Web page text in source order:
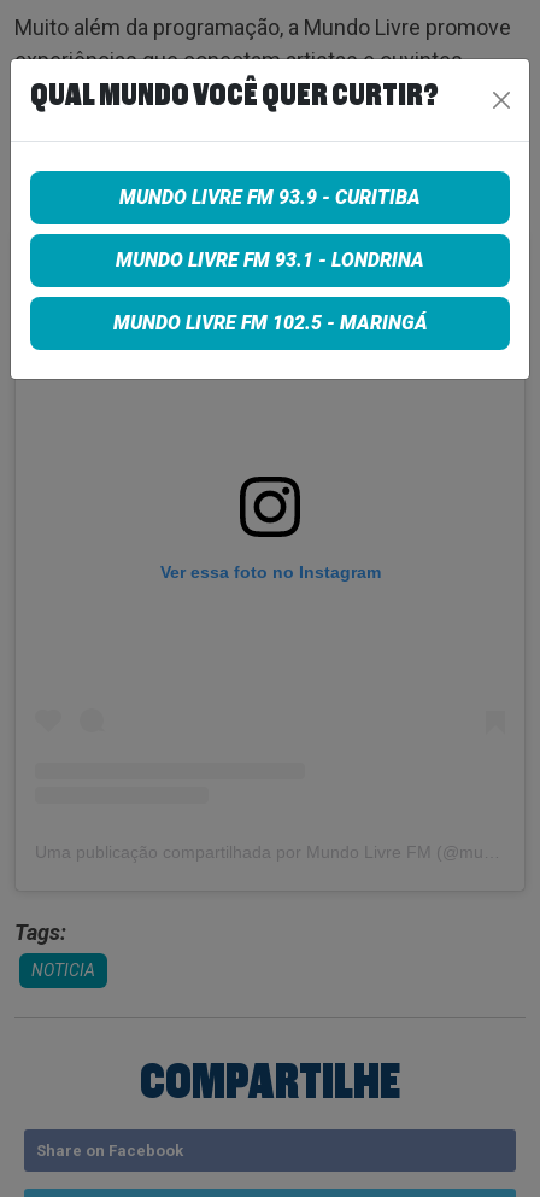
Muito além da programação, a Mundo Livre promove
experiências que conectam artistas e ouvintes,
como o projeto In Da House. É uma rádio que respeita
música com propósito.
Ver essa foto no Instagram
Tags:
NOTICIA
COMPARTILHE
Share on Facebook
QUAL MUNDO VOCÊ QUER CURTIR?
MUNDO LIVRE FM 93.9 - CURITIBA
MUNDO LIVRE FM 93.1 - LONDRINA
MUNDO LIVRE FM 102.5 - MARINGÁ